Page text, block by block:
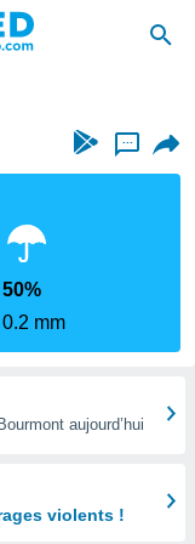
...
50%
0.2 mm
aujourd’hui
violents !